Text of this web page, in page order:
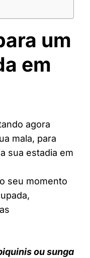
um
em
agora
mala, para
sua estadia em
seu momento
ou sunga